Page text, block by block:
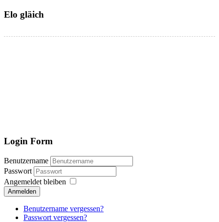
Elo gläich
Login Form
Benutzername
Passwort
Angemeldet bleiben
Anmelden
Benutzername vergessen?
Passwort vergessen?